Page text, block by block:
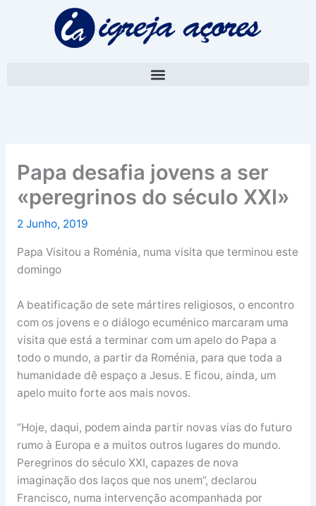
Papa desafia jovens a ser
«peregrinos do século XXI»
2 Junho, 2019
Papa Visitou a Roménia, numa visita que terminou este
domingo
A beatificação de sete mártires religiosos, o encontro
com os jovens e o diálogo ecuménico marcaram uma
visita que está a terminar com um apelo do Papa a
todo o mundo, a partir da Roménia, para que toda a
humanidade dê espaço a Jesus. E ficou, ainda, um
apelo muito forte aos mais novos.
“Hoje, daqui, podem ainda partir novas vias do futuro
rumo à Europa e a muitos outros lugares do mundo.
Peregrinos do século XXI, capazes de nova
imaginação dos laços que nos unem”, declarou
Francisco, numa intervenção acompanhada por